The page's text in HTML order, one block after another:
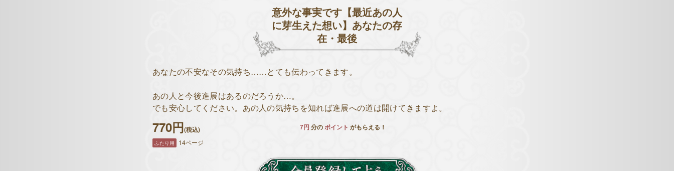
意外な事実です【最近あの人
に芽生えた想い】あなたの存
在・最後
あなたの不安なその気持ち……とても伝わってきます。
あの人と今後進展はあるのだろうか…。
でも安心してください。あの人の気持ちを知れば進展への道は開けてきますよ。
770円(税込) 7円分のポイント がもらえる！
ふたり用 14ページ